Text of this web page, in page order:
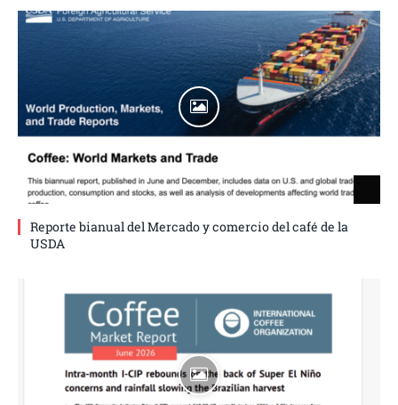
Reporte bianual del Mercado y comercio del café de la
USDA